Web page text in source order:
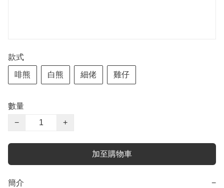
款式
啡熊 白熊 細佬 雞仔
數量
−
+
加至購物車
簡介 −